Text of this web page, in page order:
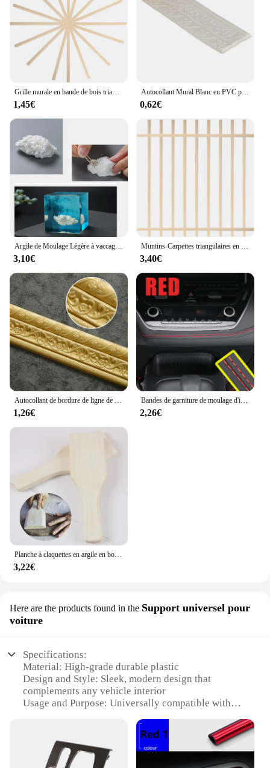
Grille murale en bande de bois triangulaire, moulure de fenêtre, décor de grille, inserts de grille, kit de tapis, garniture de cadre d'écran, 10 pièces
1,45€
Autocollant Mural Blanc en PVC pour Plinthe, Ligne de Taille, Bordure A/B, Décoration, Garniture de Moulage, 230x8cm
0,62€
Argile de Moulage Légère à vaccage à l'Air pour Débutant, Jouet Artisanal Doux, Fabrication de Petits Ornements, Modèle Animaux Rick
3,10€
Muntins-Carpettes triangulaires en bois pour fenêtre, bande décorative, moulure de décalcomanie en bois, applique murale noire
3,40€
1,26€
Bandes de garniture de moulage d'intérieur en Pu, Style universel de voiture, bricolage, Flexible, accessoires de voiture, bande tressée de décoration, autocollant de tableau de bord Autocollant auto-adhésif
2,26€
3,22€
Here are the products found in the Support universel pour
voiture
Specifications:
Material: High-grade durable plastic
Design and Style: Sleek, modern design that
complements any vehicle interior
Usage and Purpose: Universally compatible with
Typical Adaptive Scenario: Easy installation in any
vehicle with a standard headrest
Shape or Size or Weight or Quantity: Lightweight
and compact, with no impact on vehicle balance